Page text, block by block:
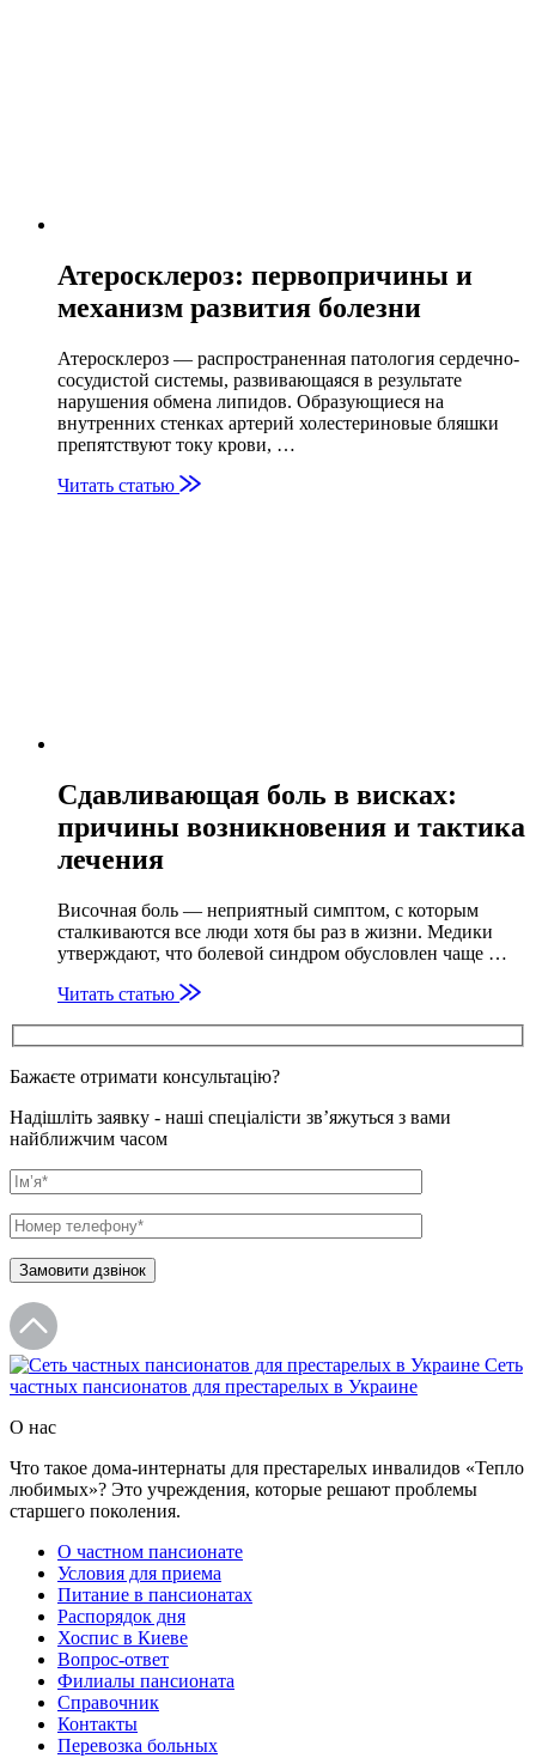
Атеросклероз: первопричины и
механизм развития болезни
Атеросклероз — распространенная патология сердечно-
сосудистой системы, развивающаяся в результате
нарушения обмена липидов. Образующиеся на
внутренних стенках артерий холестериновые бляшки
препятствуют току крови, …
Читать статью
Сдавливающая боль в висках:
причины возникновения и тактика
лечения
Височная боль — неприятный симптом, с которым
сталкиваются все люди хотя бы раз в жизни. Медики
утверждают, что болевой синдром обусловлен чаще …
Читать статью
Бажаєте отримати консультацію?
Надішліть заявку - наші спеціалісти зв’яжуться з вами
найближчим часом
Сеть
частных пансионатов для престарелых в Украине
О нас
Что такое дома-интернаты для престарелых инвалидов «Тепло
любимых»? Это учреждения, которые решают проблемы
старшего поколения.
О частном пансионате
Условия для приема
Питание в пансионатах
Распорядок дня
Хоспис в Киеве
Вопрос-ответ
Филиалы пансионата
Справочник
Контакты
Перевозка больных